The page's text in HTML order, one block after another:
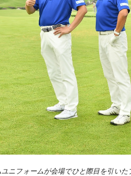
ニフォームが会場でひと際目を引い